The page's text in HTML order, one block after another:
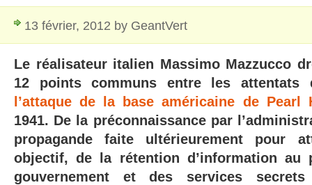
13 février, 2012 by GeantVert
Le réalisateur italien Massimo Mazzucco
12 points communs entre les attentats
l’attaque de la base américaine de Pearl
1941. De la préconnaissance par
propagande faite ultérieurement pour
objectif, de la rétention d’information au
gouvernement et des services secrets